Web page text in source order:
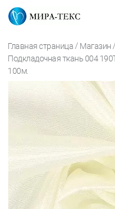
Главная страница / Магазин /
Подкладочная ткань 004
100м.